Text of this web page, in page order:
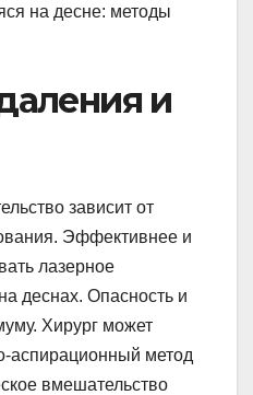
и
зависит от
Эффективнее и
лазерное
деснах. Опасность и
Хирург может
аспирационный метод
вмешательство